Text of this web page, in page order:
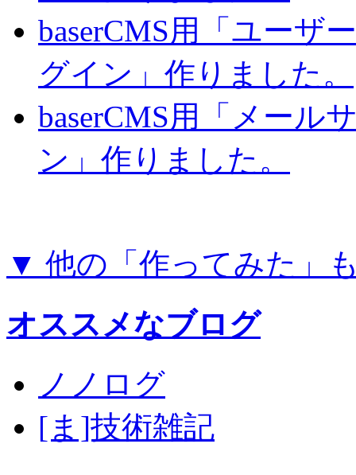
baserCMS用「ユーザ
グイン」作りました。
baserCMS用「メール
ン」作りました。
▼ 他の「作ってみた」
オススメなブログ
ノノログ
[ま]技術雑記